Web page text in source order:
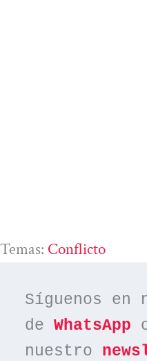
Temas: Conflicto
Síguenos en
de WhatsApp
nuestro